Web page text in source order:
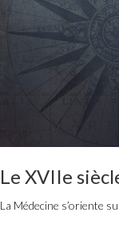
Le XVIIe
La Médecine s’oriente